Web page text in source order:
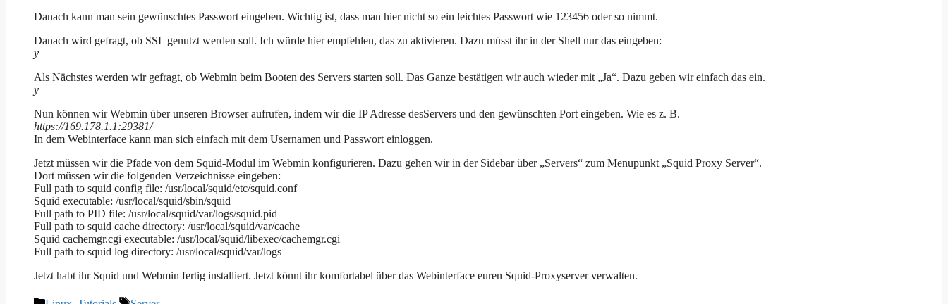
Danach kann man sein gewünschtes Passwort eingeben. Wichtig ist, dass man hier nicht so ein leichtes Passwort wie 123456 oder so nimmt.
Danach wird gefragt, ob SSL genutzt werden soll. Ich würde hier empfehlen, das zu aktivieren. Dazu müsst ihr in der Shell nur das eingeben:
y
Als Nächstes werden wir gefragt, ob Webmin beim Booten des Servers starten soll. Das Ganze bestätigen wir auch wieder mit „Ja“. Dazu geben wir einfach das ein.
y
Nun können wir Webmin über unseren Browser aufrufen, indem wir die IP Adresse desServers und den gewünschten Port eingeben. Wie es z. B.
https://169.178.1.1:29381/
In dem Webinterface kann man sich einfach mit dem Usernamen und Passwort einloggen.
Jetzt müssen wir die Pfade von dem Squid-Modul im Webmin konfigurieren. Dazu gehen wir in der Sidebar über „Servers“ zum Menupunkt „Squid Proxy Server“.
Dort müssen wir die folgenden Verzeichnisse eingeben:
Full path to squid config file: /usr/local/squid/etc/squid.conf
Squid executable: /usr/local/squid/sbin/squid
Full path to PID file: /usr/local/squid/var/logs/squid.pid
Full path to squid cache directory: /usr/local/squid/var/cache
Squid cachemgr.cgi executable: /usr/local/squid/libexec/cachemgr.cgi
Full path to squid log directory: /usr/local/squid/var/logs
Jetzt habt ihr Squid und Webmin fertig installiert. Jetzt könnt ihr komfortabel über das Webinterface euren Squid-Proxyserver verwalten.
Kategorien Schlagwörter